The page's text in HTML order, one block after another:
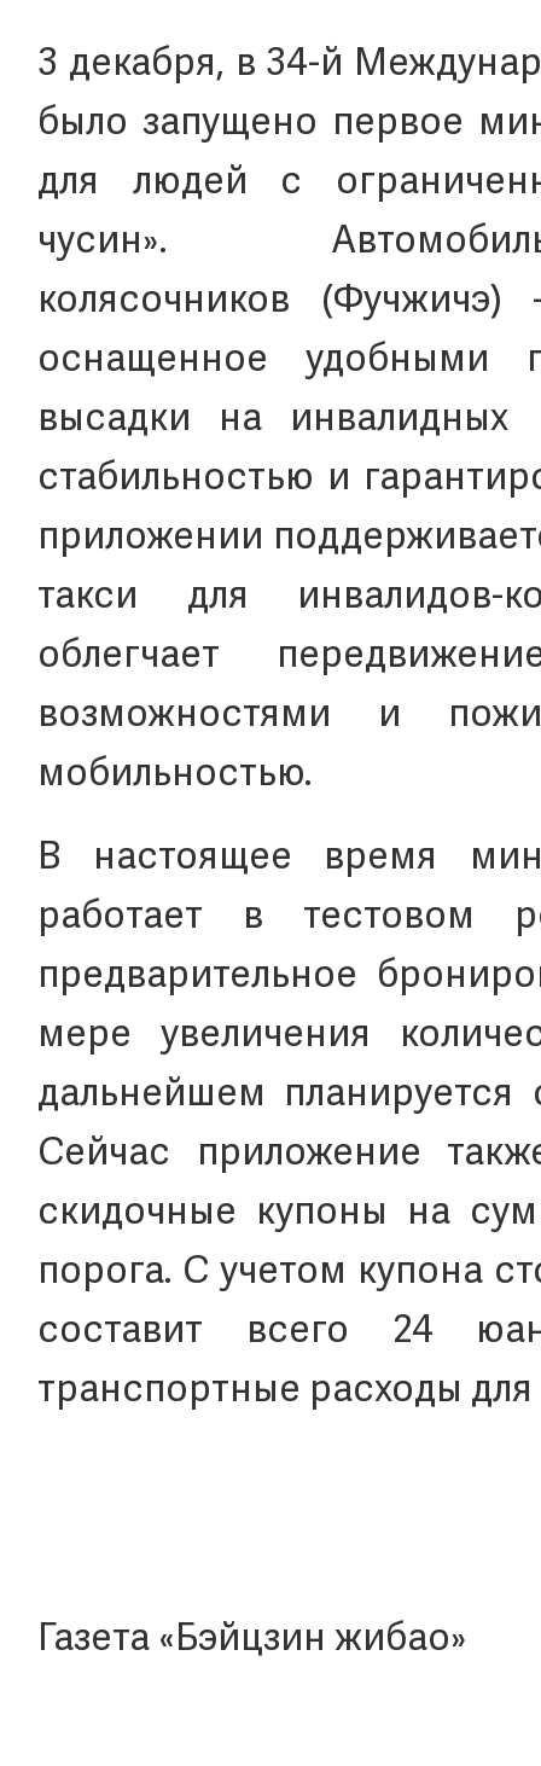
3 декабря, в 34-й
было запущено первое
для людей с
чусин».
колясочников
оснащенное удобными
высадки на инвалидных
стабильностью и
приложении
такси для инвалидов-
облегчает
возможностями и
мобильностью.
В настоящее время
работает в тестовом
предварительное
мере увеличения
дальнейшем планируется
Сейчас приложение
скидочные купоны на
порога. С учетом купона
составит всего 24
транспортные расходы
Газета «Бэйцзин жибао»